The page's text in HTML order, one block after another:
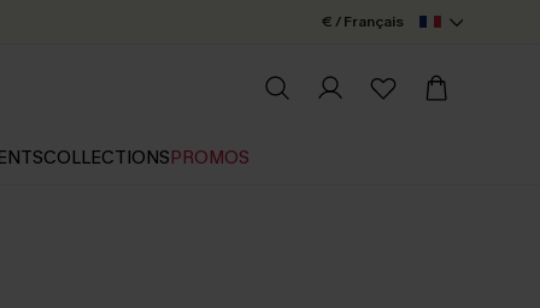
€ / Français
COLLECTIONSPROMOS